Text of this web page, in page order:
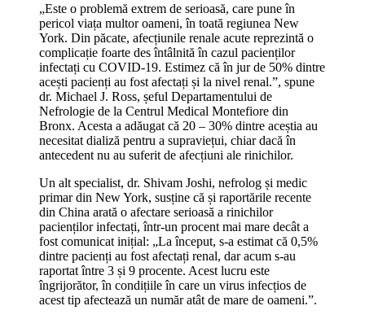
„Este o problemă extrem de serioasă, care pune în
pericol viața multor oameni, în toată regiunea New
York. Din păcate, afecțiunile renale acute reprezintă o
complicație foarte des întâlnită în cazul pacienților
infectați cu COVID-19. Estimez că în jur de 50% dintre
acești pacienți au fost afectați și la nivel renal.”, spune
dr. Michael J. Ross, șeful Departamentului de
Nefrologie de la Centrul Medical Montefiore din
Bronx. Acesta a adăugat că 20 – 30% dintre aceștia au
necesitat dializă pentru a supraviețui, chiar dacă în
antecedent nu au suferit de afecțiuni ale rinichilor.
Un alt specialist, dr. Shivam Joshi, nefrolog și medic
primar din New York, susține că și raportările recente
din China arată o afectare serioasă a rinichilor
pacienților infectați, într-un procent mai mare decât a
fost comunicat inițial: „La început, s-a estimat că 0,5%
dintre pacienți au fost afectați renal, dar acum s-au
raportat între 3 și 9 procente. Acest lucru este
îngrijorător, în condițiile în care un virus infecțios de
acest tip afectează un număr atât de mare de oameni.”.